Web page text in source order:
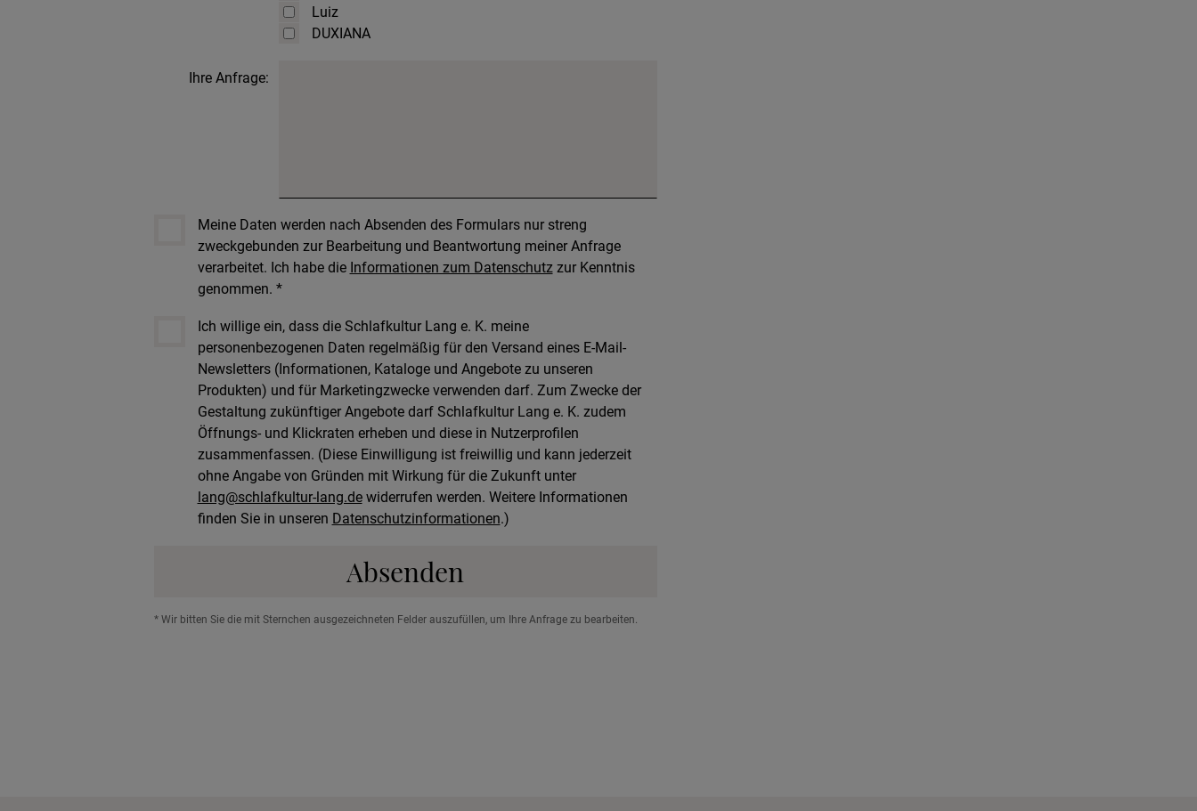
Luiz
DUXIANA
Ihre Anfrage:
Meine Daten werden nach Absenden des Formulars nur streng
zweckgebunden zur Bearbeitung und Beantwortung meiner Anfrage
verarbeitet. Ich habe die Informationen zum Datenschutzzur Kenntnis
genommen. *
Ich willige ein, dass die Schlafkultur Lang e. K. meine
personenbezogenen Daten regelmäßig für den Versand eines E-Mail-
Newsletters (Informationen, Kataloge und Angebote zu unseren
Produkten) und für Marketingzwecke verwenden darf. Zum Zwecke der
Gestaltung zukünftiger Angebote darf Schlafkultur Lang e. K. zudem
Öffnungs- und Klickraten erheben und diese in Nutzerprofilen
zusammenfassen. (Diese Einwilligung ist freiwillig und kann jederzeit
ohne Angabe von Gründen mit Wirkung für die Zukunft unter
lang@schlafkultur-lang.dewiderrufen werden. Weitere Informationen
finden Sie in unseren Datenschutzinformationen.)
Absenden
* Wir bitten Sie die mit Sternchen ausgezeichneten Felder auszufüllen, um Ihre Anfrage zu bearbeiten.